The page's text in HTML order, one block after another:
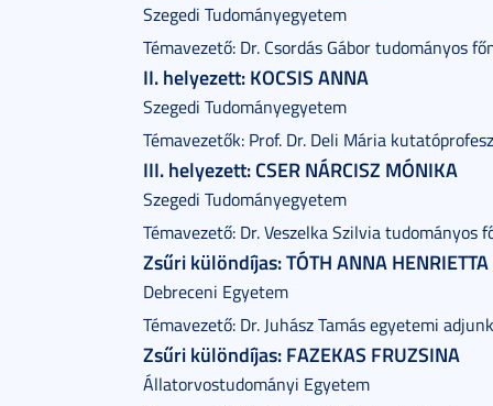
Szegedi Tudományegyetem
Témavezető: Dr. Csordás Gábor tudományos
II. helyezett: KOCSIS ANNA
Szegedi Tudományegyetem
Témavezetők: Prof. Dr. Deli Mária
III. helyezett: CSER NÁRCISZ MÓNIKA
Szegedi Tudományegyetem
Témavezető: Dr. Veszelka Szilvia tudományos
Zsűri különdíjas: TÓTH ANNA HENRIETTA
Debreceni Egyetem
Témavezető: Dr. Juhász Tamás egyetemi
Zsűri különdíjas: FAZEKAS FRUZSINA
Állatorvostudományi Egyetem